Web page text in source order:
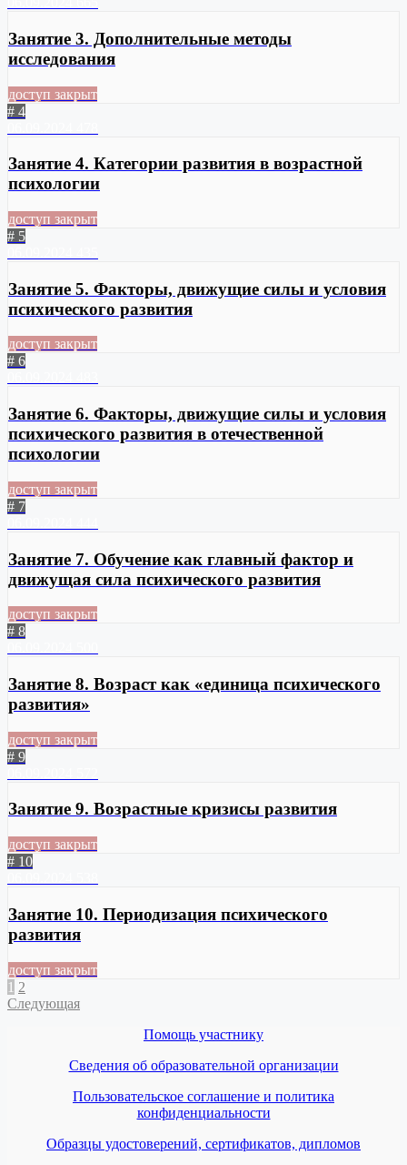
Занятие 3. Дополнительные методы
исследования
доступ закрыт
# 4
Занятие 4. Категории развития в возрастной
психологии
доступ закрыт
# 5
Занятие 5. Факторы, движущие силы и условия
психического развития
доступ закрыт
# 6
Занятие 6. Факторы, движущие силы и условия
психического развития в отечественной
психологии
доступ закрыт
# 7
Занятие 7. Обучение как главный фактор и
движущая сила психического развития
доступ закрыт
# 8
Занятие 8. Возраст как «единица психического
развития»
доступ закрыт
# 9
Занятие 9. Возрастные кризисы развития
доступ закрыт
# 10
Занятие 10. Периодизация психического
развития
доступ закрыт
1 2
Следующая
Помощь участнику
Сведения об образовательной организации
Пользовательское соглашение и политика
конфиденциальности
Образцы удостоверений, сертификатов, дипломов